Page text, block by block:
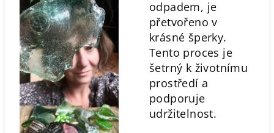
odpadem, je
přetvořeno v
krásné šperky.
Tento proces je
šetrný k životnímu
prostředí a
podporuje
udržitelnost.